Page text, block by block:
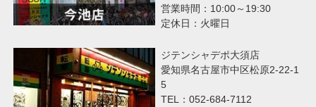
営業時間：10:00～19:30
定休日：火曜日
ジテンシャデポ大須店
愛知県名古屋市中区松原2-22-1
5
TEL：052-684-7112